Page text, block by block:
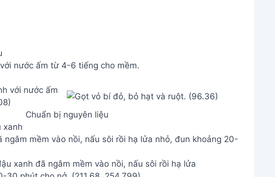
nước ấm từ 4-6 tiếng cho mềm.
Chuẩn bị nguyên liệu
xanh
ngâm mềm vào nồi, nấu sôi rồi hạ lửa nhỏ, đun khoảng 20-